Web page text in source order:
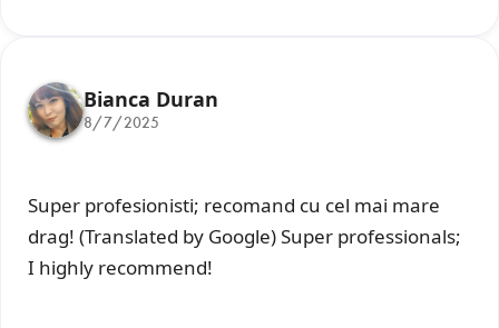
Bianca Duran
8/7/2025
Super profesionisti; recomand cu cel mai mare
drag! (Translated by Google) Super professionals;
I highly recommend!